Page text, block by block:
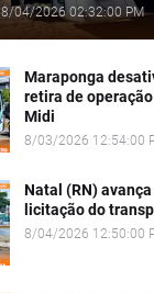
8/04/2026 02:32:00 PM
Maraponga
retira de
Midi
8/03/2026 12:54:00
Natal (RN)
licitação do
8/04/2026 12:50:00